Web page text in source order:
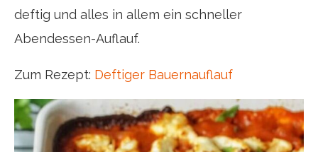
deftig und alles in allem ein schneller
Abendessen-Auflauf.
Zum Rezept: Deftiger Bauernauflauf